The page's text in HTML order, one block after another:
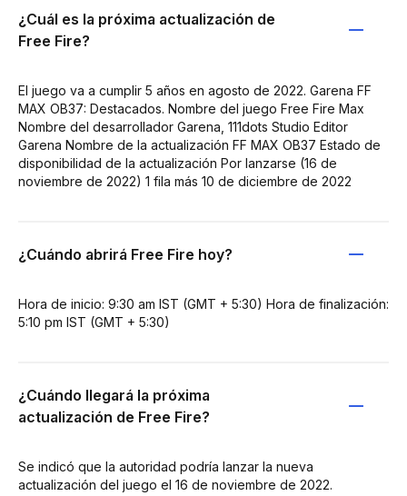
¿Cuál es la próxima actualización de
Free Fire?
El juego va a cumplir 5 años en agosto de 2022. Garena FF
MAX OB37: Destacados. Nombre del juego Free Fire Max
Nombre del desarrollador Garena, 111dots Studio Editor
Garena Nombre de la actualización FF MAX OB37 Estado de
disponibilidad de la actualización Por lanzarse (16 de
noviembre de 2022) 1 fila más 10 de diciembre de 2022
¿Cuándo abrirá Free Fire hoy?
Hora de inicio: 9:30 am IST (GMT + 5:30) Hora de finalización:
5:10 pm IST (GMT + 5:30)
¿Cuándo llegará la próxima
actualización de Free Fire?
Se indicó que la autoridad podría lanzar la nueva
actualización del juego el 16 de noviembre de 2022.